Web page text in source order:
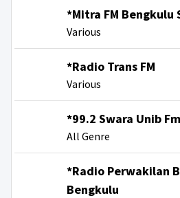
*Mitra FM Bengkulu
Various
*Radio Trans FM
Various
*99.2 Swara Unib Fm
All Genre
*Radio Perwakilan
Bengkulu